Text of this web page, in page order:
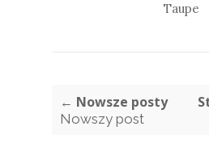
Taupe
← Nowsze posty
Nowszy post